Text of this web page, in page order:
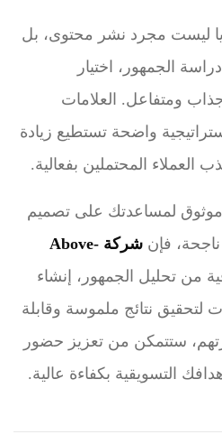
ليست مجرد نشر محتوى، بل
الجمهور، اختيار
ومتفاعل. العلامات
واضحة تستطيع زيادة
العملاء المحتملين بفعالية.
لمساعدتك على تصميم
فإن
شركة Above-
من تحليل الجمهور، إنشاء
لتحقيق نتائج ملموسة وقابلة
ستتمكن من تعزيز حضور
التسويقية بكفاءة عالية.